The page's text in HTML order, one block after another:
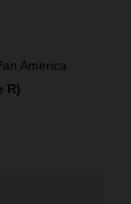
America
R)